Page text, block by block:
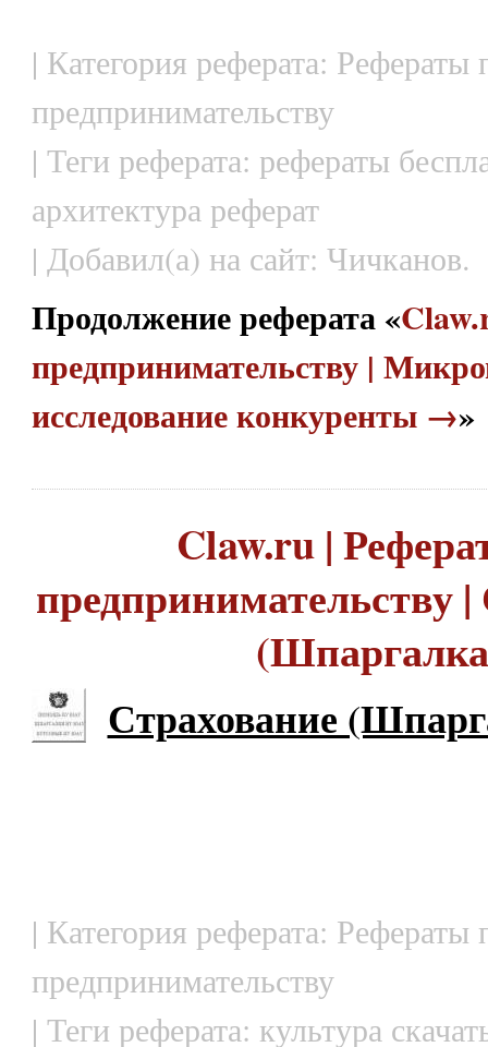
| Категория реферата: Рефераты
предпринимательству
| Теги реферата: рефераты
архитектура реферат
| Добавил(а) на сайт: Чичканов.
Продолжение реферата «
предпринимательству |
исследование конкуренты →»
Claw.ru |
предпринимательству
Страхование
| Категория реферата: Рефераты
предпринимательству
| Теги реферата: культура